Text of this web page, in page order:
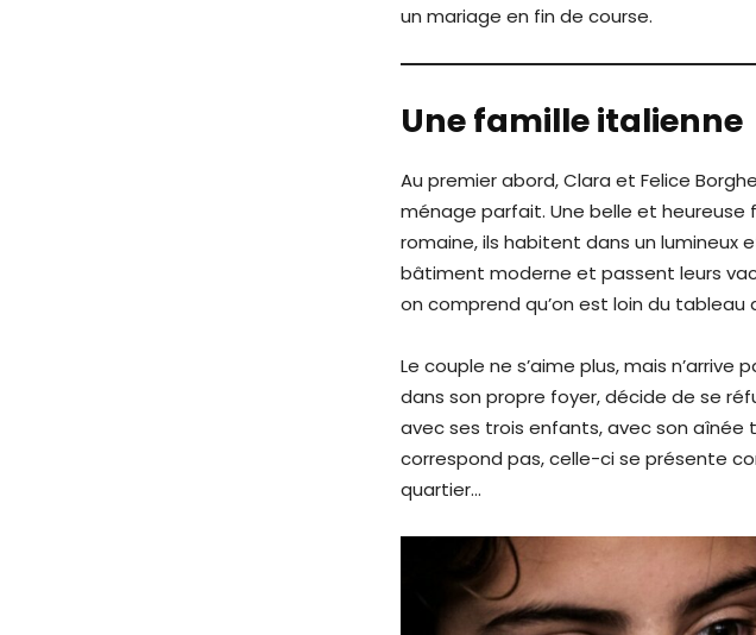
un mariage en fin de course.
Une famille italienne
Au premier abord, Clara et Felice
ménage parfait. Une belle et
romaine, ils habitent dans un lumineux
bâtiment moderne et passent leurs
on comprend qu’on est loin du tableau
Le couple ne s’aime plus, mais
dans son propre foyer, décide de se
avec ses trois enfants, avec son aînée
correspond pas, celle-ci se présente
quartier…